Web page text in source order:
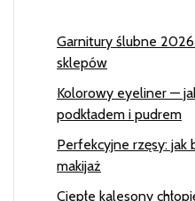
Garnitury ślubne
sklepów
Kolorowy eyeliner —
podkładem i pudrem
Perfekcyjne rzęsy: jak
makijaż
Ciepłe kalesony